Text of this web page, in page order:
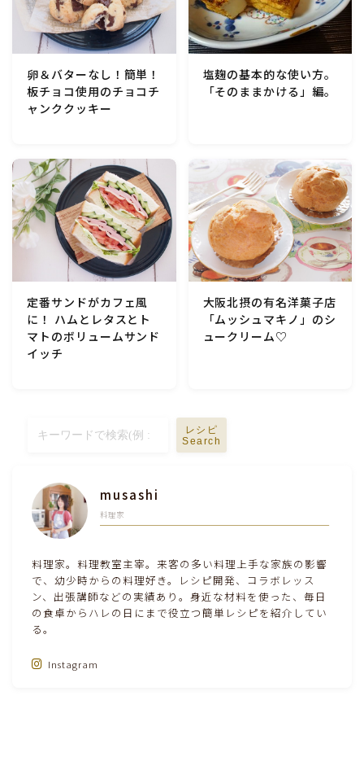
等)
行事食(おせち・ハロウィン・クリスマス・雛祭り・子
供の日・七夕等)
乾物・海藻・麩料理
お弁当
漬物・ピクルス・保存食・発酵食品
圧力鍋使用の料理
ソース・ドレッシング・たれ・ディップ類
ドリンク・シロップ・ジャム類
テーブルコーディネート・食器・調理器具
離乳食・キッズメニュー
育児徒然
その他徒然
卵＆バターなし！簡単！
板チョコ使用のチョコチ
ャンククッキー
塩麹の基本的な使い方。
「そのままかける」編。
定番サンドがカフェ風
に！ ハムとレタスとト
マトのボリュームサンド
イッチ
大阪北摂の有名洋菓子店
「ムッシュマキノ」のシ
ュークリーム♡
レシピ
Search
musashi
料理家
料理家。料理教室主宰。来客の多い料理上手な家族の影響
で、幼少時からの料理好き。レシピ開発、コラボレッス
ン、出張講師などの実績あり。身近な材料を使った、毎日
の食卓からハレの日にまで役立つ簡単レシピを紹介してい
る。
Instagram